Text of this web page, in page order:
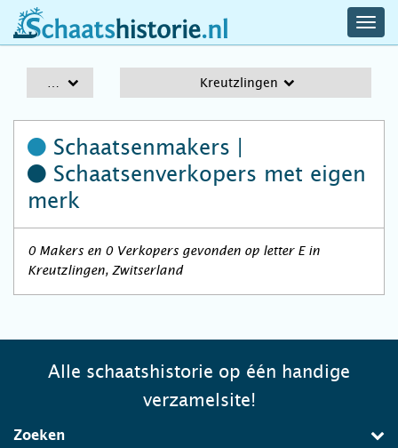
schaatshistorie.nl
Kreutzlingen
Schaatsenmakers |
Schaatsenverkopers met eigen
merk
0 Makers en 0 Verkopers gevonden op letter E in
Kreutzlingen, Zwitserland
Alle schaatshistorie op één handige
verzamelsite!
Zoeken